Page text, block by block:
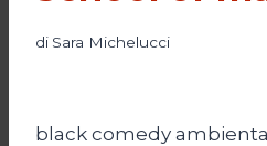
di Sara Michelucci
black comedy